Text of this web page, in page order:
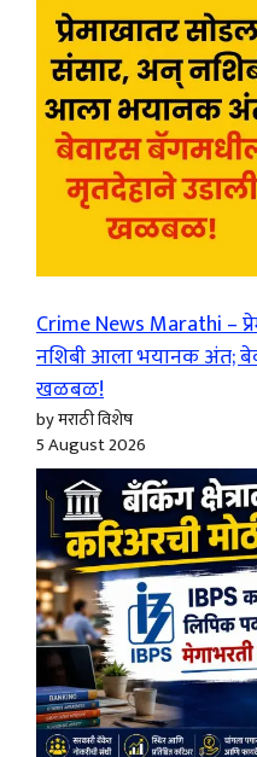
Crime News Marathi –
नशिबी आला भयानक अंत;
खळबळ!
by मराठी विशेष
5 August 2026